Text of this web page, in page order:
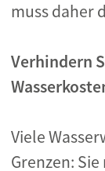
muss daher
Verhindern
Viele
Grenzen: